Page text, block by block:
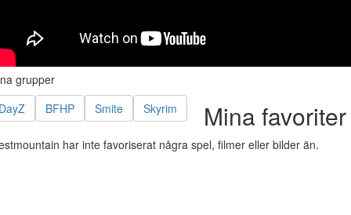
grupper
BFHP Smite Skyrim Mina favoriter
har inte favoriserat några spel, filmer eller bilder än.